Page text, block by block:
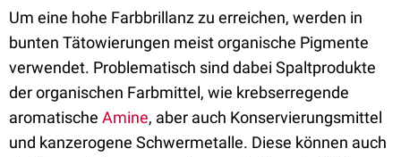
Um eine hohe Farbbrillanz zu erreichen, werden in
bunten Tätowierungen meist organische Pigmente
verwendet. Problematisch sind dabei Spaltprodukte
der organischen Farbmittel, wie krebserregende
aromatische Amine, aber auch Konservierungsmittel
und kanzerogene Schwermetalle. Diese können auch